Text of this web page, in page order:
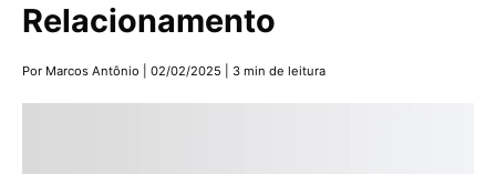
conteúdo
Relacionamento
Por Marcos Antônio 02/02/2025 3 min de leitura